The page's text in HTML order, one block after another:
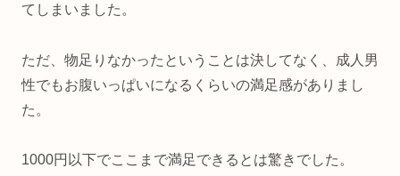
てしまいました。
ただ、物足りなかったということは決してなく、成人男
性でもお腹いっぱいになるくらいの満足感がありまし
た。
1000円以下でここまで満足できるとは驚きでした。